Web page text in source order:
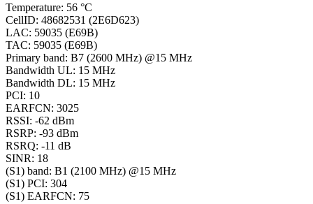
Temperature: 56 °C
CellID: 48682531 (2E6D623)
LAC: 59035 (E69B)
TAC: 59035 (E69B)
Primary band: B7 (2600 MHz) @15 MHz
Bandwidth UL: 15 MHz
Bandwidth DL: 15 MHz
PCI: 10
EARFCN: 3025
RSSI: -62 dBm
RSRP: -93 dBm
RSRQ: -11 dB
SINR: 18
(S1) band: B1 (2100 MHz) @15 MHz
(S1) PCI: 304
(S1) EARFCN: 75